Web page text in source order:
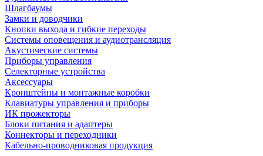
Шлагбаумы
Замки и доводчики
Кнопки выхода и гибкие переходы
Системы оповещения и аудиотрансляция
Акустические системы
Приборы управления
Селекторные устройства
Аксессуары
Кронштейны и монтажные коробки
Клавиатуры управления и приборы
ИК прожекторы
Блоки питания и адаптеры
Коннекторы и переходники
Кабельно-проводниковая продукция